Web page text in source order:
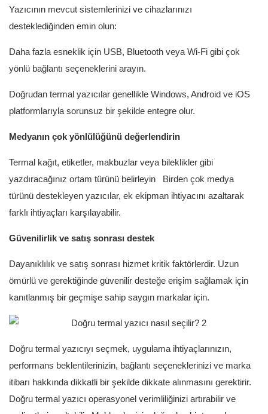
Yazıcının mevcut sistemlerinizi ve cihazlarınızı
desteklediğinden emin olun:
Daha fazla esneklik için USB, Bluetooth veya Wi-Fi gibi çok
yönlü bağlantı seçeneklerini arayın.
Doğrudan termal yazıcılar genellikle Windows, Android ve iOS
platformlarıyla sorunsuz bir şekilde entegre olur.
Medyanın çok yönlülüğünü değerlendirin
Termal kağıt, etiketler, makbuzlar veya bileklikler gibi
yazdıracağınız ortam türünü belirleyin Birden çok medya
türünü destekleyen yazıcılar, ek ekipman ihtiyacını azaltarak
farklı ihtiyaçları karşılayabilir.
Güvenilirlik ve satış sonrası destek
Dayanıklılık ve satış sonrası hizmet kritik faktörlerdir. Uzun
ömürlü ve gerektiğinde güvenilir desteğe erişim sağlamak için
kanıtlanmış bir geçmişe sahip saygın markalar için.
Doğru termal yazıcıyı seçmek, uygulama ihtiyaçlarınızın,
performans beklentilerinizin, bağlantı seçeneklerinizi ve marka
itibarı hakkında dikkatli bir şekilde dikkate alınmasını gerektirir.
Doğru termal yazıcı operasyonel verimliliğinizi artırabilir ve